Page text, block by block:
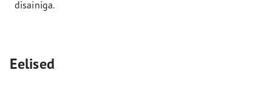
disainiga.
Eelised